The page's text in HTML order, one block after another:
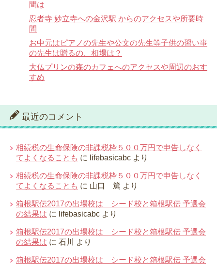
間は
忍者寺 妙立寺への金沢駅 からのアクセスや所要時
間
お中元はピアノの先生や公文の先生等子供の習い事
の先生は贈るの、相場は？
大仏プリンの森のカフェへのアクセスや周辺のおす
すめ
最近のコメント
相続税の生命保険の非課税枠５００万円で申告しなく
てよくなることも に lifebasicabc より
相続税の生命保険の非課税枠５００万円で申告しなく
てよくなることも に 山口 篤 より
箱根駅伝2017の出場校は シード校と箱根駅伝 予選会
の結果は に lifebasicabc より
箱根駅伝2017の出場校は シード校と箱根駅伝 予選会
の結果は に 石川 より
箱根駅伝2017の出場校は シード校と箱根駅伝 予選会